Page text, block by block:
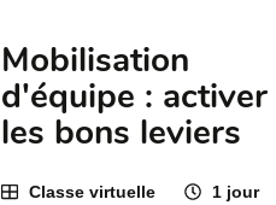
Mobilisation
d'équipe : activer
les bons leviers
Classe virtuelle 1 jour